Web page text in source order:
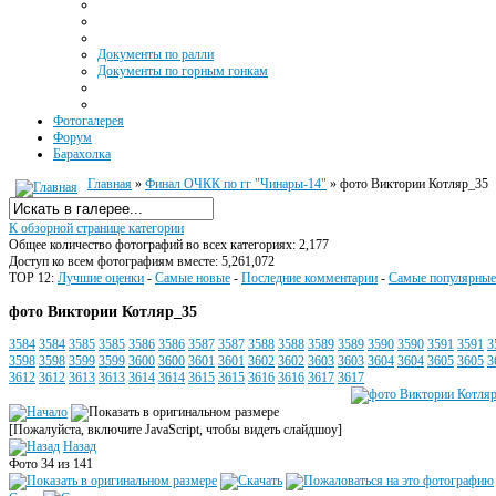
Документы по ралли
Документы по горным гонкам
Фотогалерея
Форум
Барахолка
Главная » Финал ОЧКК по гг "Чинары-14" » фото Виктории Котляр_35
К обзорной странице категории
Общее количество фотографий во всех категориях: 2,177
Доступ ко всем фотографиям вместе: 5,261,072
TOP 12: Лучшие оценки - Самые новые - Последние комментарии - Самые популярные
фото Виктории Котляр_35
3584 3584 3585 3585 3586 3586 3587 3587 3588 3588 3589 3589 3590 3590 3591 3591
3598 3598 3599 3599 3600 3600 3601 3601 3602 3602 3603 3603 3604 3604 3605 3605
3612 3612 3613 3613 3614 3614 3615 3615 3616 3616 3617 3617
[Пожалуйста, включите JavaScript, чтобы видеть слайдшоу]
Назад
Фото 34 из 141